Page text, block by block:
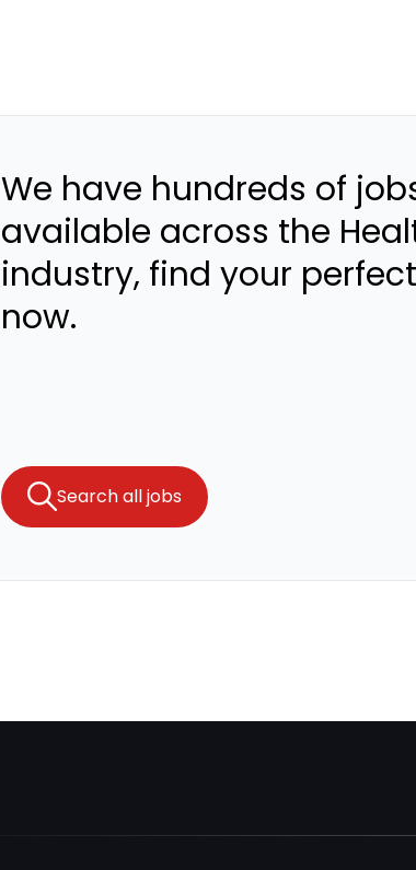
We have hundreds of
available across the
industry, find your
now.
Search all jobs